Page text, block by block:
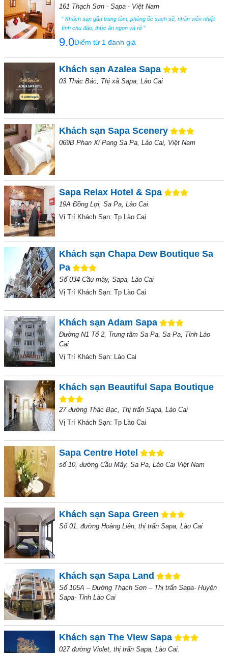
161 Thạch Sơn - Sapa - Việt Nam
" Khách sạn gần trung tâm, phòng ốc sạch sẽ, nhân viên nhiệt
tình chu đáo, thức ăn ngon và rẻ "
9.0Điểm từ 1 đánh giá
Khách sạn Azalea Sapa
03 Thác Bác, Thị xã Sapa, Lào Cai
Khách sạn Sapa Scenery
069B Phan Xi Pang Sa Pa, Lào Cai, Việt Nam
Sapa Relax Hotel & Spa
19A Đồng Lợi, Sa Pa, Lào Cai.
Vị Trí Khách Sạn: Tp Lào Cai
Khách sạn Chapa Dew Boutique Sa
Pa
Số 034 Cầu mây, Sapa, Lào Cai
Vị Trí Khách Sạn: Tp Lào Cai
Khách sạn Adam Sapa
Đường N1 Tổ 2, Trung tâm Sa Pa, Sa Pa, Tỉnh Lào
Cai
Vị Trí Khách Sạn: Lào Cai
Khách sạn Beautiful Sapa Boutique
27 đường Thác Bạc, Thị trấn Sapa, Lào Cai
Vị Trí Khách Sạn: Tp Lào Cai
Sapa Centre Hotel
số 10, đường Cầu Mây, Sa Pa, Lào Cai Việt Nam
Khách sạn Sapa Green
Số 01, đường Hoàng Liên, thị trấn Sapa, Lào Cai
Khách sạn Sapa Land
Số 105A – Đường Thạch Sơn – Thị trấn Sapa- Huyện
Sapa- Tỉnh Lào Cai
Khách sạn The View Sapa
027 đường Violet, thị trấn Sapa, Lào Cai.